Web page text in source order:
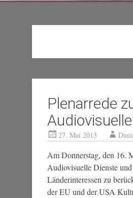
Plenarrede
27. Mai 2013
Am Donnerstag, den 16.
Audiovisuelle Dienste
Länderinteressen zu
der EU und der USA